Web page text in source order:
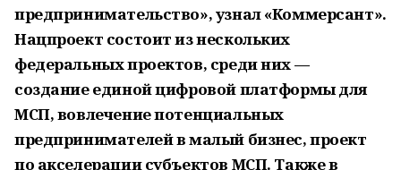
предпринимательство», узнал «Коммерсант».
Нацпроект состоит из нескольких
федеральных проектов, среди них —
создание единой цифровой платформы для
МСП, вовлечение потенциальных
предпринимателей в малый бизнес, проект
по акселерации субъектов МСП. Также в